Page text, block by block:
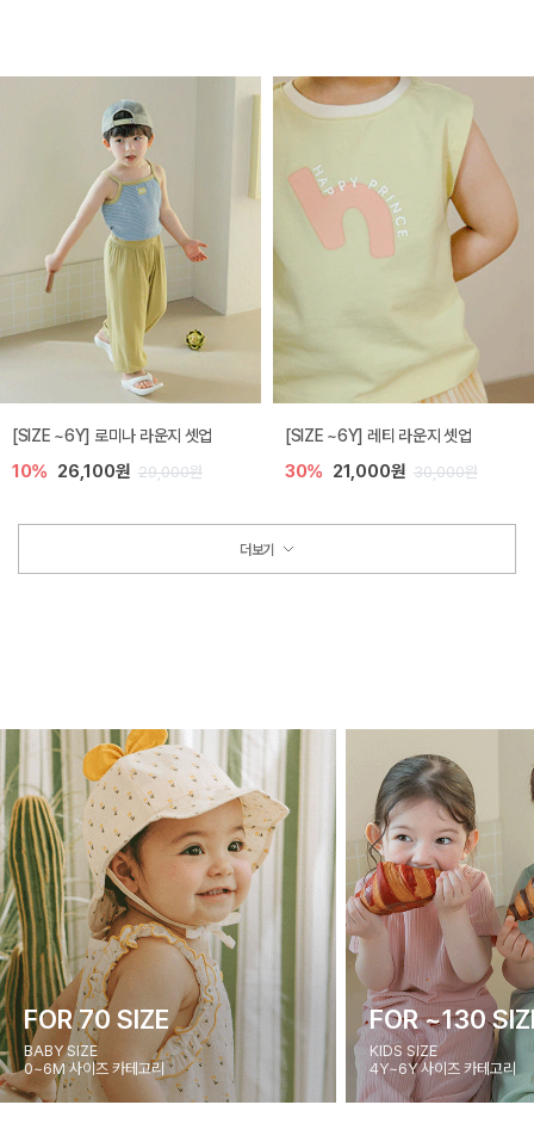
[SIZE ~6Y] 로미나 라운지 셋업
10% 26,100원 29,000원
[SIZE ~6Y] 레티 라운지 셋업
30% 21,000원 30,000원
더보기
FOR 70 SIZE
BABY SIZE
0~6M 사이즈 카테고리
FOR ~130
KIDS SIZE
4Y~6Y 사이즈 카테고리